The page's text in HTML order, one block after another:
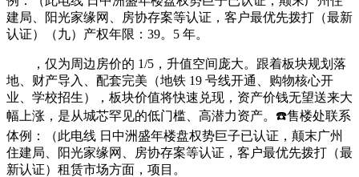
建局、阳光家缘网、房协存案等认证，客户最优先拨打（最新
认证）（九）产权年限：39。5 年。
，仅为周边房价的 1/5，升值空间庞大。跟着板块规划落
地、财产导入、配套完美（地铁 19 号线开通、购物核心开
业、学校招生），板块价值将快速兑现，资产价钱无望送来大
幅上涨，是从城芯罕见的低门槛、高潜力资产。☎️售楼处联系
体例：（此电线 日中洲盛年楼盘权势巨子已认证，颠末广州
住建局、阳光家缘网、房协存案等认证，客户最优先拨打（最
新认证）租赁市场方面，项目。